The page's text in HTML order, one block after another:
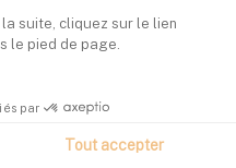
suite, cliquez sur le lien
le pied de page.
par
Tout accepter
TSMC fabrique les puces,
produits. Cette synergie
aux chocs sectoriels.